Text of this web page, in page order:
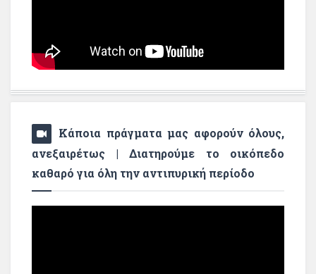
Κάποια πράγματα μας αφορούν όλους,
ανεξαιρέτως | Διατηρούμε το οικόπεδο
καθαρό για όλη την αντιπυρική περίοδο